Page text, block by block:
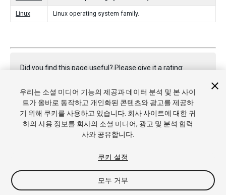
Linux Linux operating system family.
Did you find this page useful? Please give it a rating:
Report a problem on this page
Copyright © 2022 Unity Technologies. Publication 2022.2
우리는 소셜 미디어 기능의 제공과 데이터 분석 및 본 사이
트가 올바로 동작하고 개인화된 콘텐츠와 광고를 제공하
기 위해 쿠키를 사용하고 있습니다. 회사 사이트에 대한 귀
하의 사용 정보를 회사의 소셜 미디어, 광고 및 분석 협력
사와 공유합니다.
쿠키 설정
모두 거부